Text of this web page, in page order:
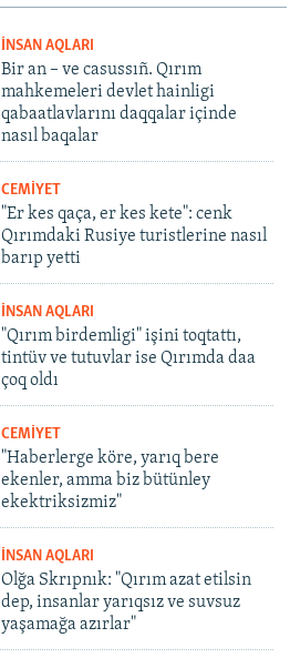
İNSAN AQLARI
Bir an – ve casussıñ. Qırım
mahkemeleri devlet hainligi
qabaatlavlarını daqqalar içinde
nasıl baqalar
CEMİYET
"Er kes qaça, er kes kete": cenk
Qırımdaki Rusiye turistlerine nasıl
barıp yetti
İNSAN AQLARI
"Qırım birdemligi" işini toqtattı,
tintüv ve tutuvlar ise Qırımda daa
çoq oldı
CEMİYET
"Haberlerge köre, yarıq bere
ekenler, amma biz bütünley
ekektriksizmiz"
İNSAN AQLARI
Olğa Skrıpnık: "Qırım azat etilsin
dep, insanlar yarıqsız ve suvsuz
yaşamağa azırlar"